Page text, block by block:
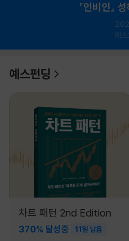
『인비인』
예
예스펀딩
차트 패턴 2nd Edition
370% 달성중 11일 남음